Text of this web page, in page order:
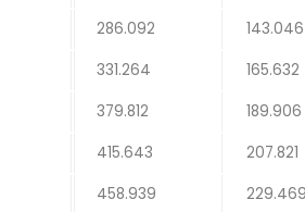
286.092
143.046
331.264
165.632
379.812
189.906
415.643
207.821
458.939